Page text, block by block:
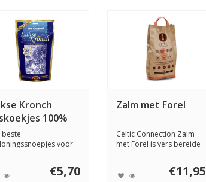
Kronch
100%
beste
voor
€5,70
Zalm met Forel
Celtic Connection Zalm
met Forel is vers bereide
€11,95